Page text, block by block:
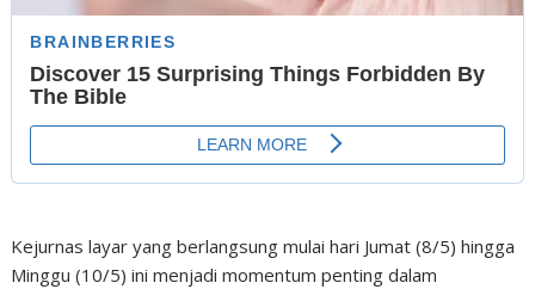
Kejurnas layar yang berlangsung mulai hari Jumat (8/5) hingga
Minggu (10/5) ini menjadi momentum penting dalam